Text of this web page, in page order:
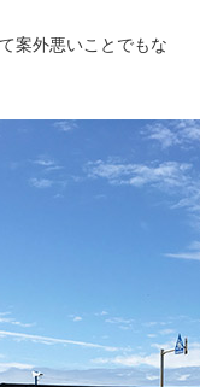
案外悪いことでもな